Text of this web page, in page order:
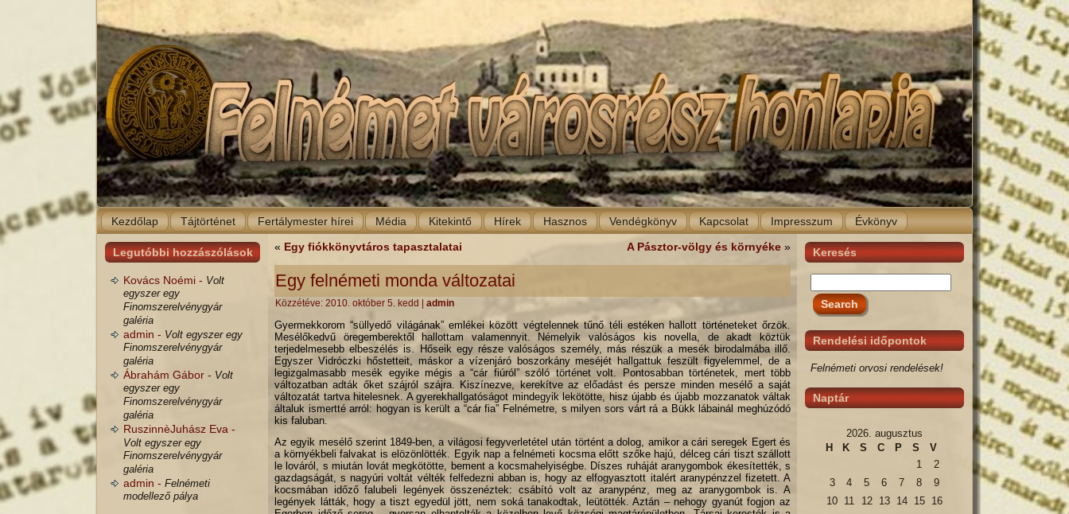
Kezdőlap Tájtörténet Fertálymester hírei Média Kitekintő Hírek Hasznos Vendégkönyv Kapcsolat Impresszum Évkönyv
Legutóbbi hozzászólások
Kovács Noémi - Volt
egyszer egy
Finomszerelvénygyár
galéria
admin - Volt egyszer egy
Finomszerelvénygyár
galéria
Ábrahám Gábor - Volt
egyszer egy
Finomszerelvénygyár
galéria
RuszinnèJuhász Eva -
Volt egyszer egy
Finomszerelvénygyár
galéria
admin - Felnémeti
modellező pálya
« Egy fiókkönyvtáros tapasztalatai A Pásztor-völgy és környéke »
Egy felnémeti monda változatai
Közzétéve: 2010. október 5. kedd admin
Gyermekkorom “süllyedő világának” emlékei között végtelennek tűnő téli estéken hallott történeteket őrzök.
Mesélőkedvű öregemberektől hallottam valamennyit. Némelyik valóságos kis novella, de akadt köztük
terjedelmesebb elbeszélés is. Hőseik egy része valóságos személy, más részük a mesék birodalmába illő.
Egyszer Vidróczki hőstetteit, máskor a vízenjáró boszorkány meséjét hallgattuk feszült figyelemmel, de a
legizgalmasabb mesék egyike mégis a “cár fiúról” szóló történet volt. Pontosabban történetek, mert több
változatban adták őket szájról szájra. Kiszínezve, kerekítve az előadást és persze minden mesélő a saját
változatát tartva hitelesnek. A gyerekhallgatóságot mindegyik lekötötte, hisz újabb és újabb mozzanatok váltak
általuk ismertté arról: hogyan is került a “cár fia” Felnémetre, s milyen sors várt rá a Bükk lábainál meghúzódó
kis faluban.
Az egyik mesélő szerint 1849-ben, a világosi fegyverletétel után történt a dolog, amikor a cári seregek Egert és
a környékbeli falvakat is elözönlötték. Egyik nap a felnémeti kocsma előtt szőke hajú, délceg cári tiszt szállott
le lováról, s miután lovát megkötötte, bement a kocsmahelyiségbe. Díszes ruháját aranygombok ékesítették, s
gazdagságát, s nagyúri voltát vélték felfedezni abban is, hogy az elfogyasztott italért aranypénzzel fizetett. A
kocsmában időző falubeli legények összenéztek: csábító volt az aranypénz, meg az aranygombok is. A
legények látták, hogy a tiszt egyedül jött, nem soká tanakodtak, leütötték. Aztán – nehogy gyanút fogjon az
Keresés
Rendelési időpontok
Felnémeti orvosi rendelések!
Naptár
2026. augusztus
H
K S C P S V
1
2
3
4 5 6 7 8
9
10 11 12 13 14 15
16